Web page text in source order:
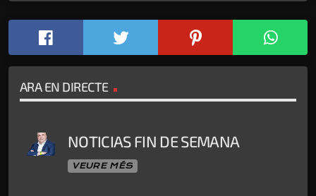
ARA EN DIRECTE
NOTICIAS FIN DE SEMANA
VEURE MÉS